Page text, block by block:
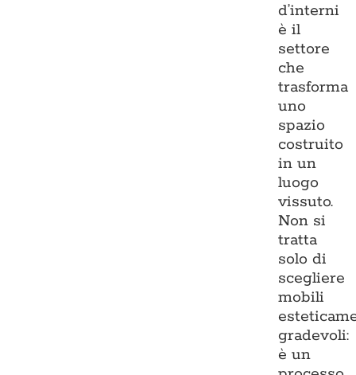
d’interni
è il
settore
che
trasforma
uno
spazio
costruito
in un
luogo
vissuto.
Non si
tratta
solo di
scegliere
mobili
gradevoli:
è un